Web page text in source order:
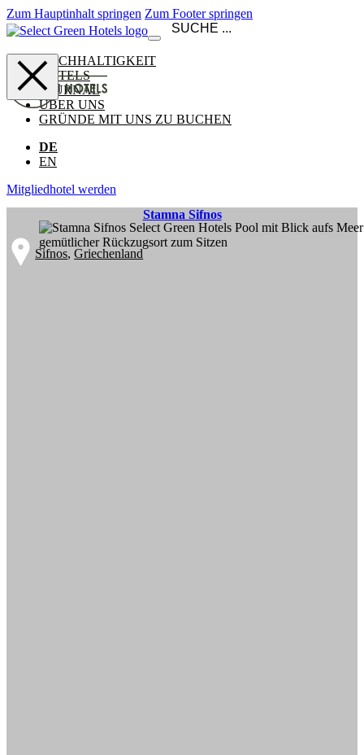
Zum Hauptinhalt springen Zum Footer springen
NACHHALTIGKEIT
HOTELS
JOURNAL
ÜBER UNS
GRÜNDE MIT UNS ZU BUCHEN
DE
EN
Mitgliedhotel werden
Stamna Sifnos
Sifnos,Griechenland